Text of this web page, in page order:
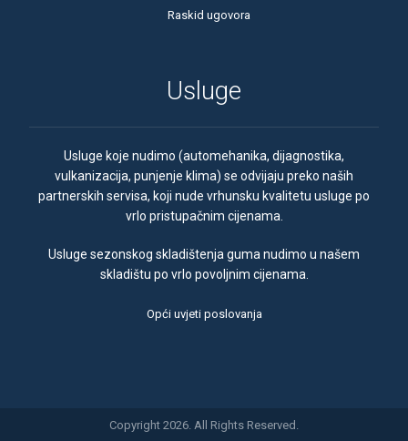
Raskid ugovora
Usluge
Usluge koje nudimo (automehanika, dijagnostika,
vulkanizacija, punjenje klima) se odvijaju preko naših
partnerskih servisa, koji nude vrhunsku kvalitetu usluge po
vrlo pristupačnim cijenama.
Usluge sezonskog skladištenja guma nudimo u našem
skladištu po vrlo povoljnim cijenama.
Opći uvjeti poslovanja
Copyright 2026. All Rights Reserved.